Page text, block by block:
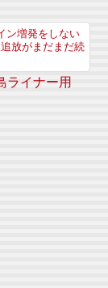
ン増発をしない
放がまだまだ続
ライナー用